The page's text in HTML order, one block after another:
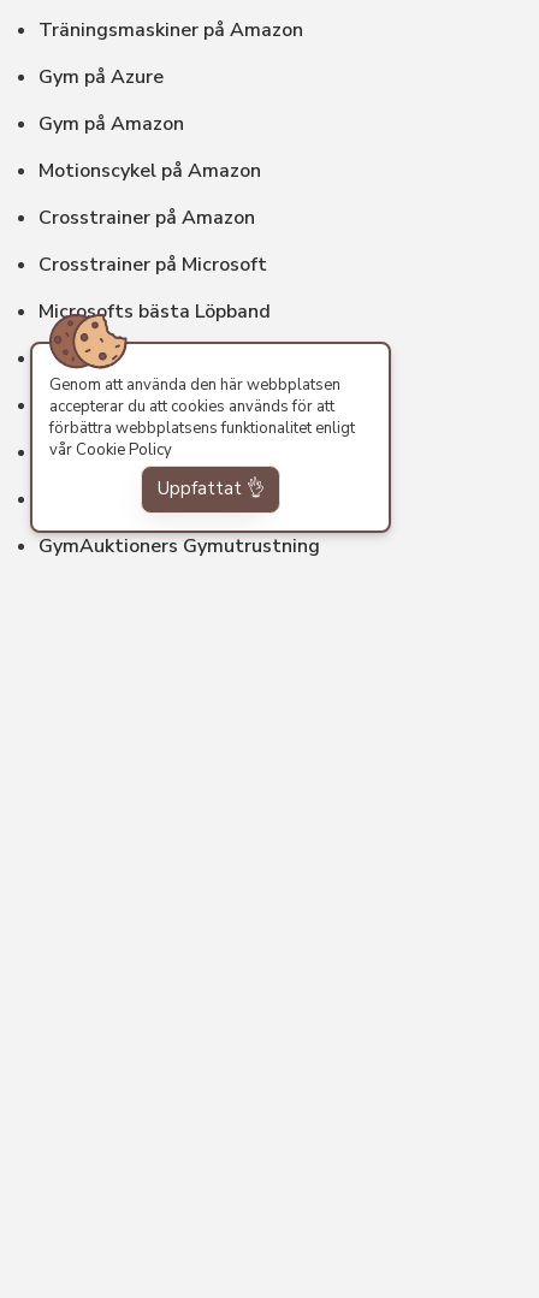
Träningsmaskiner på Amazon
Gym på Azure
Gym på Amazon
Motionscykel på Amazon
Crosstrainer på Amazon
Crosstrainer på Microsoft
Microsofts bästa Löpband
Gymutrustning hos Microsoft
GymAuktioners Gymutrustning
Hantlar med ställ hos Microsoft
Hantlar hos Google
GymAuktioners Gymutrustning
Genom att använda den här webbplatsen
accepterar du att cookies används för att
förbättra webbplatsens funktionalitet enligt
vår Cookie Policy
Uppfattat 👌